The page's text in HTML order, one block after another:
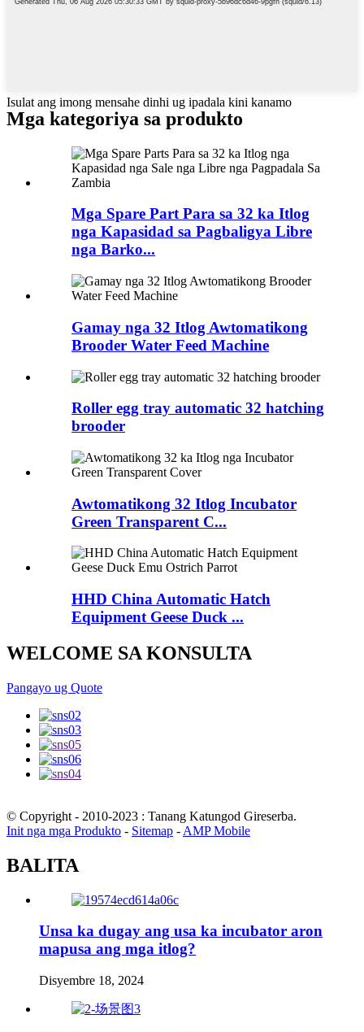
Isulat ang imong mensahe dinhi ug ipadala kini kanamo
Mga kategoriya sa produkto
Mga Spare Part Para sa 32 ka Itlog
nga Kapasidad sa Pagbaligya Libre
nga Barko...
Gamay nga 32 Itlog Awtomatikong
Brooder Water Feed Machine
Roller egg tray automatic 32 hatching
brooder
Awtomatikong 32 Itlog Incubator
Green Transparent C...
HHD China Automatic Hatch
Equipment Geese Duck ...
WELCOME SA KONSULTA
Pangayo ug Quote
© Copyright - 2010-2023 : Tanang Katungod Gireserba.
Init nga mga Produkto - Sitemap - AMP Mobile
BALITA
Unsa ka dugay ang usa ka incubator aron
mapusa ang mga itlog?
Disyembre 18, 2024